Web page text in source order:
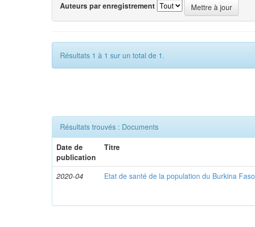
Auteurs par enregistrement
Résultats 1 à 1 sur un total de 1.
Résultats trouvés : Documents
Date de
publication
Titre
2020-04 Etat de santé de la population du Burkina Faso